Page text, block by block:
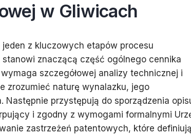
w Gliwicach
z kluczowych etapów procesu
znaczącą część ogólnego cennika
szczegółowej analizy technicznej i
zrozumieć naturę wynalazku, jego
przystępują do sporządzenia
i zgodny z wymogami formalnymi
zastrzeżeń patentowych, które definiują